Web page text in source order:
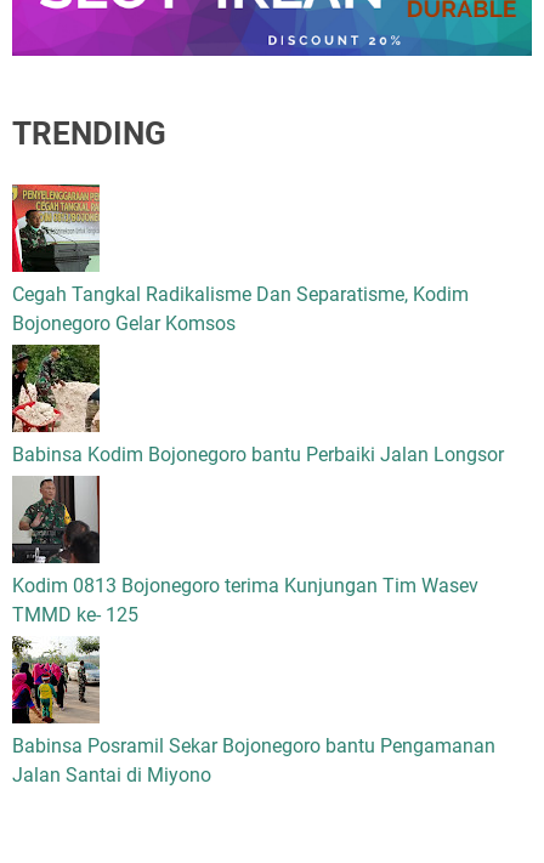
TRENDING
Cegah Tangkal Radikalisme Dan Separatisme, Kodim
Bojonegoro Gelar Komsos
Babinsa Kodim Bojonegoro bantu Perbaiki Jalan Longsor
Kodim 0813 Bojonegoro terima Kunjungan Tim Wasev
TMMD ke- 125
Babinsa Posramil Sekar Bojonegoro bantu Pengamanan
Jalan Santai di Miyono